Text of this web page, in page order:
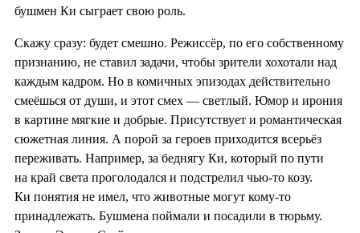
бушмен Ки сыграет свою роль.
Скажу сразу: будет смешно. Режиссёр, по его собственному
признанию, не ставил задачи, чтобы зрители хохотали над
каждым кадром. Но в комичных эпизодах действительно
смеёшься от души, и этот смех — светлый. Юмор и ирония
в картине мягкие и добрые. Присутствует и романтическая
сюжетная линия. А порой за героев приходится всерьёз
переживать. Например, за беднягу Ки, который по пути
на край света проголодался и подстрелил чью-то козу.
Ки понятия не имел, что животные могут кому-то
принадлежать. Бушмена поймали и посадили в тюрьму.